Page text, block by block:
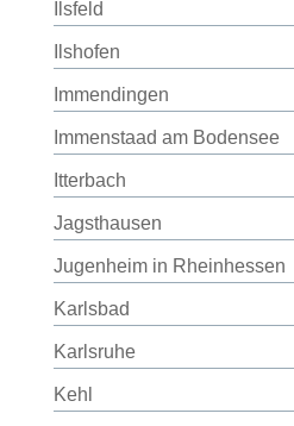
Ilsfeld
Ilshofen
Immendingen
Immenstaad am Bodensee
Itterbach
Jagsthausen
Jugenheim in Rheinhessen
Karlsbad
Karlsruhe
Kehl